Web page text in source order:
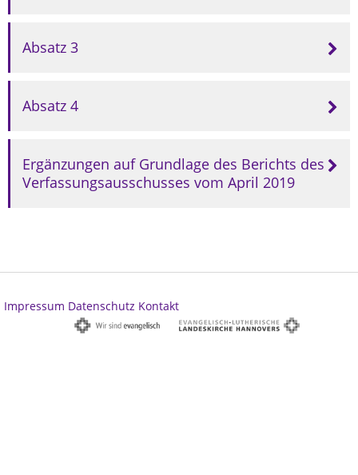
Absatz 3
Absatz 4
Ergänzungen auf Grundlage des Berichts des
Verfassungsausschusses vom April 2019
Impressum Datenschutz Kontakt